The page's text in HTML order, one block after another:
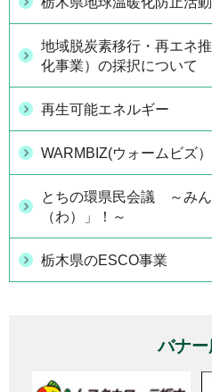
地域脱炭素移行・再エネ
化事業）の採択について
再生可能エネルギー
WARMBIZ(ウォームビズ）
とちの環県民会議 ～み
（わ）」！～
栃木県のESCO事業
バナー